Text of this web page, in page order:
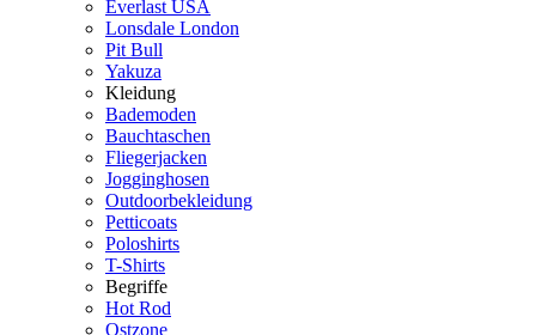
Everlast USA
Lonsdale London
Pit Bull
Yakuza
Kleidung
Bademoden
Bauchtaschen
Fliegerjacken
Jogginghosen
Outdoorbekleidung
Petticoats
Poloshirts
T-Shirts
Begriffe
Hot Rod
Ostzone